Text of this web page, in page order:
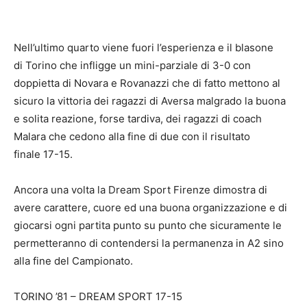
Nell’ultimo quarto viene fuori l’esperienza e il blasone
di Torino che infligge un mini-parziale di 3-0 con
doppietta di Novara e Rovanazzi che di fatto mettono al
sicuro la vittoria dei ragazzi di Aversa malgrado la buona
e solita reazione, forse tardiva, dei ragazzi di coach
Malara che cedono alla fine di due con il risultato
finale 17-15.
Ancora una volta la Dream Sport Firenze dimostra di
avere carattere, cuore ed una buona organizzazione e di
giocarsi ogni partita punto su punto che sicuramente le
permetteranno di contendersi la permanenza in A2 sino
alla fine del Campionato.
TORINO ’81 – DREAM SPORT 17-15